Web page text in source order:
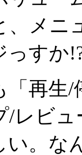
、メニ
すか
再生/
/レビ
い。な